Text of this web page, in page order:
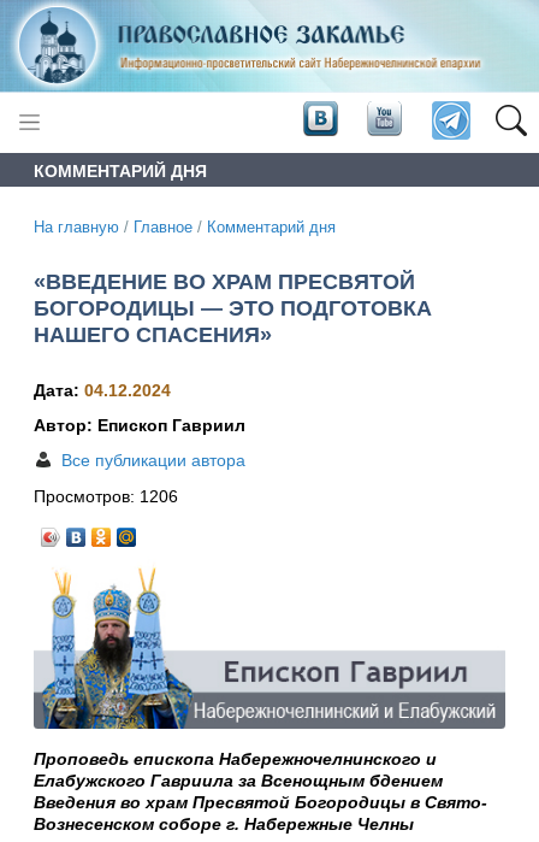
КОММЕНТАРИЙ ДНЯ
На главную / Главное / Комментарий дня
«ВВЕДЕНИЕ ВО ХРАМ ПРЕСВЯТОЙ
БОГОРОДИЦЫ — ЭТО ПОДГОТОВКА
НАШЕГО СПАСЕНИЯ»
Дата: 04.12.2024
Автор: Епископ Гавриил
Все публикации автора
Просмотров: 1206
Проповедь епископа Набережночелнинского и
Елабужского Гавриила за Всенощным бдением
Введения во храм Пресвятой Богородицы в Свято-
Вознесенском соборе г. Набережные Челны